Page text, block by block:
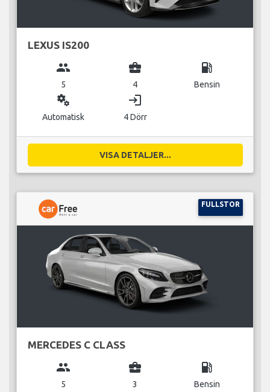
LEXUS IS200
group
5
business_center
4
local_gas_station
Bensin
miscellaneous_services
Automatisk
login
4 Dörr
VISA DETALJER...
FULLSTOR
MERCEDES C CLASS
group
5
business_center
3
local_gas_station
Bensin